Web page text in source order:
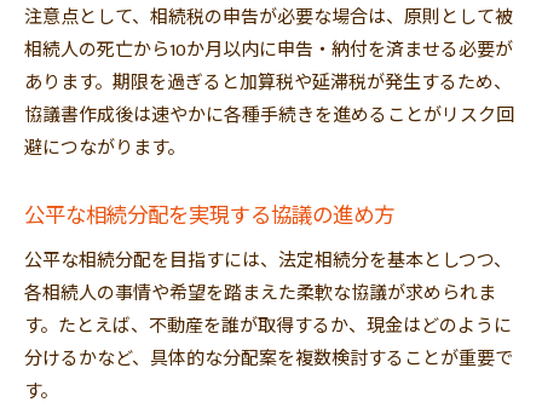
注意点として、相続税の申告が必要な場合は、原則として被
相続人の死亡から10か月以内に申告・納付を済ませる必要が
あります。期限を過ぎると加算税や延滞税が発生するため、
協議書作成後は速やかに各種手続きを進めることがリスク回
避につながります。
公平な相続分配を実現する協議の進め方
公平な相続分配を目指すには、法定相続分を基本としつつ、
各相続人の事情や希望を踏まえた柔軟な協議が求められま
す。たとえば、不動産を誰が取得するか、現金はどのように
分けるかなど、具体的な分配案を複数検討することが重要で
す。